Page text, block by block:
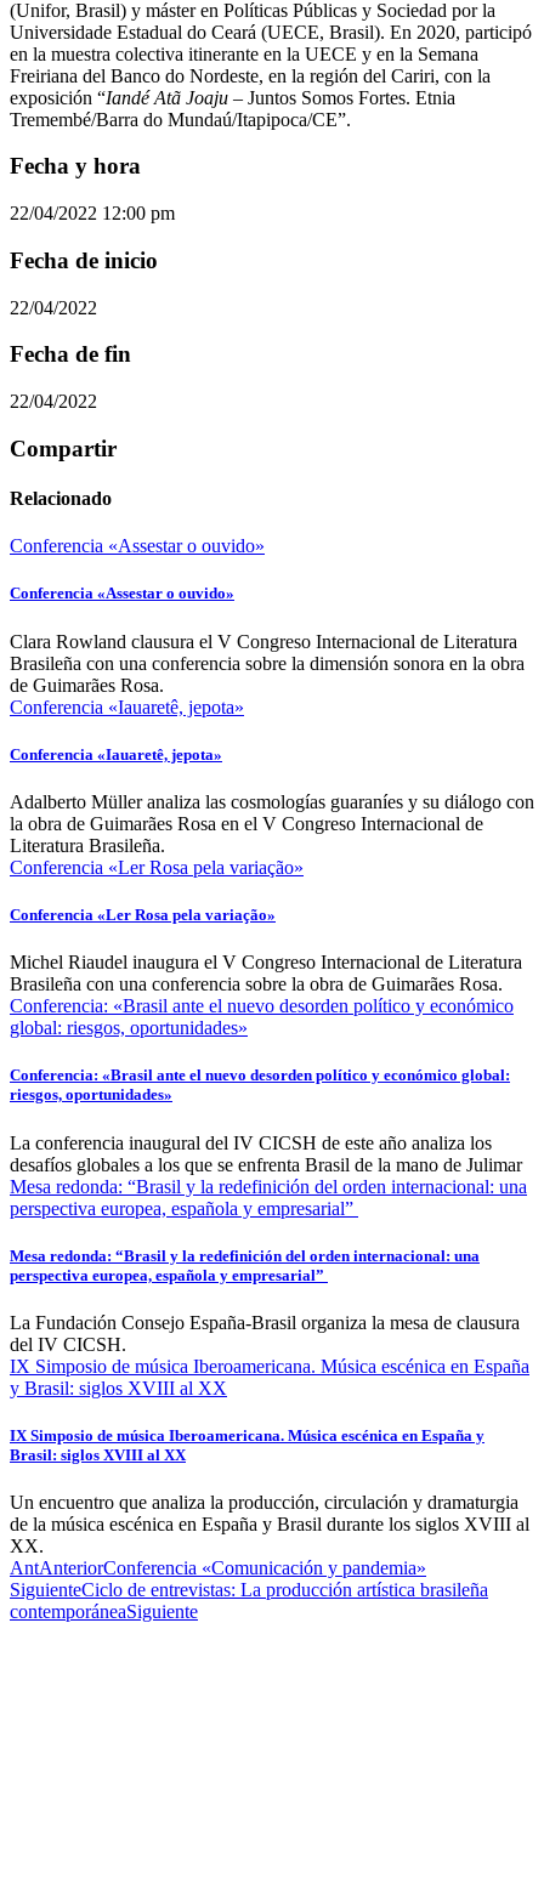
(Unifor, Brasil) y máster en Políticas Públicas y Sociedad por la
Universidade Estadual do Ceará (UECE, Brasil). En 2020, participó
en la muestra colectiva itinerante en la UECE y en la Semana
Freiriana del Banco do Nordeste, en la región del Cariri, con la
exposición “Iandé Atã Joaju – Juntos Somos Fortes. Etnia
Tremembé/Barra do Mundaú/Itapipoca/CE”.
Fecha y hora
22/04/2022 12:00 pm
Fecha de inicio
22/04/2022
Fecha de fin
22/04/2022
Compartir
Relacionado
Conferencia «Assestar o ouvido»
Conferencia «Assestar o ouvido»
Clara Rowland clausura el V Congreso Internacional de Literatura
Brasileña con una conferencia sobre la dimensión sonora en la obra
de Guimarães Rosa.
Conferencia «Iauaretê, jepota»
Conferencia «Iauaretê, jepota»
Adalberto Müller analiza las cosmologías guaraníes y su diálogo con
la obra de Guimarães Rosa en el V Congreso Internacional de
Literatura Brasileña.
Conferencia «Ler Rosa pela variação»
Conferencia «Ler Rosa pela variação»
Michel Riaudel inaugura el V Congreso Internacional de Literatura
Brasileña con una conferencia sobre la obra de Guimarães Rosa.
Conferencia: «Brasil ante el nuevo desorden político y económico
global: riesgos, oportunidades»
Conferencia: «Brasil ante el nuevo desorden político y económico global:
riesgos, oportunidades»
La conferencia inaugural del IV CICSH de este año analiza los
desafíos globales a los que se enfrenta Brasil de la mano de Julimar
Mesa redonda: “Brasil y la redefinición del orden internacional: una
perspectiva europea, española y empresarial”
Mesa redonda: “Brasil y la redefinición del orden internacional: una
perspectiva europea, española y empresarial”
La Fundación Consejo España-Brasil organiza la mesa de clausura
del IV CICSH.
IX Simposio de música Iberoamericana. Música escénica en España
y Brasil: siglos XVIII al XX
IX Simposio de música Iberoamericana. Música escénica en España y
Brasil: siglos XVIII al XX
Un encuentro que analiza la producción, circulación y dramaturgia
de la música escénica en España y Brasil durante los siglos XVIII al
XX.
AntAnteriorConferencia «Comunicación y pandemia»
SiguienteCiclo de entrevistas: La producción artística brasileña
contemporáneaSiguiente